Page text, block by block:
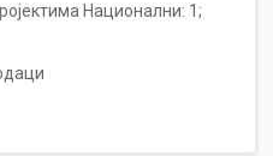
Национални: 1;